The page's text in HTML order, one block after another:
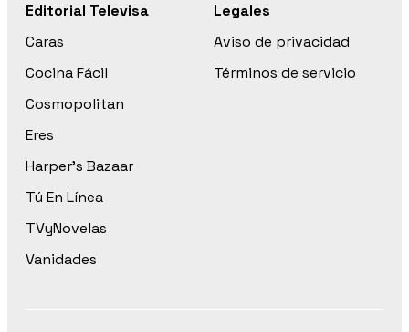
Editorial Televisa
Caras
Cocina Fácil
Cosmopolitan
Eres
Harper’s Bazaar
Tú En Línea
TVyNovelas
Vanidades
Legales
Aviso de privacidad
Términos de servicio